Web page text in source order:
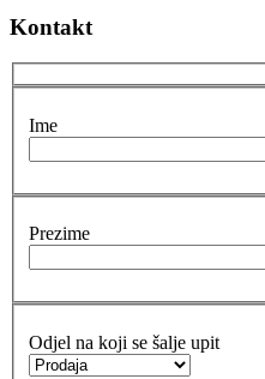
Kontakt
Ime
Prezime
Odjel na koji se šalje upit